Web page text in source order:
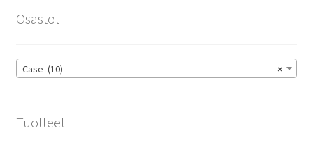
sivulla.
Osastot
×
Case (10)
Tuotteet